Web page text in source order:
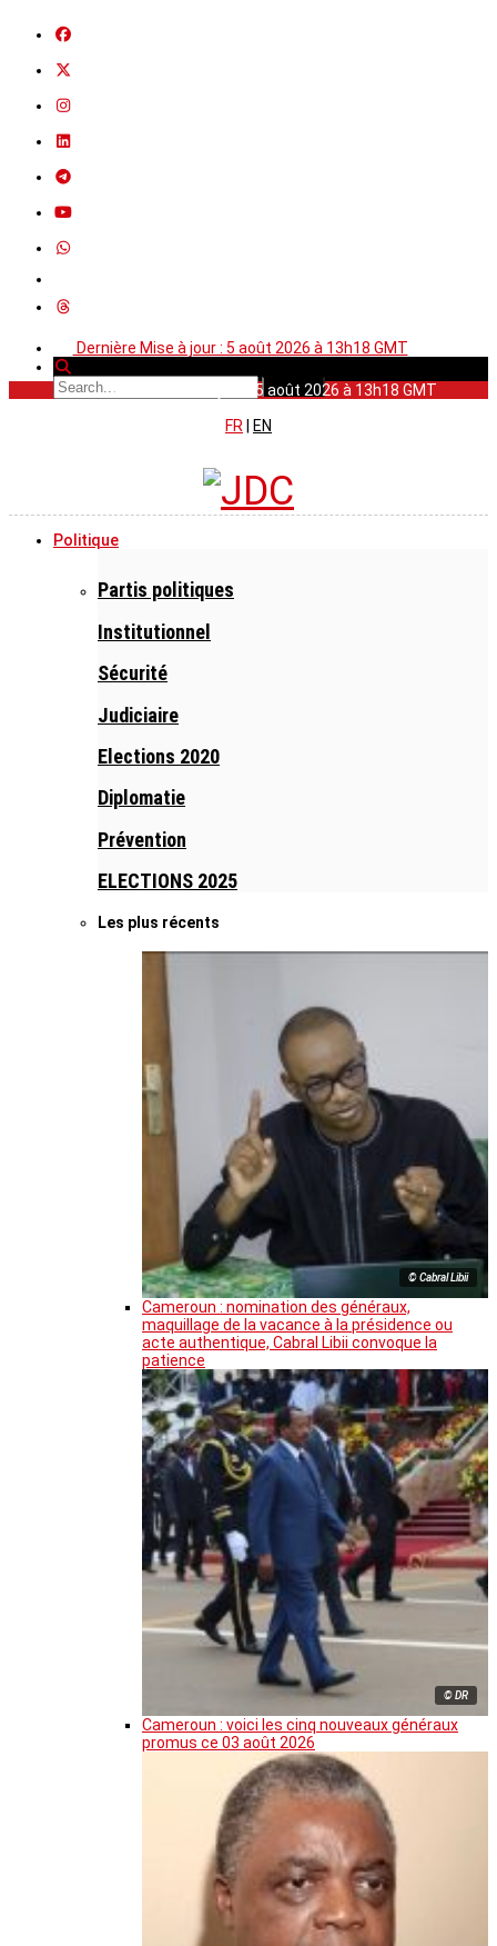
Dernière Mise à jour : 5 août 2026 à 13h18 GMT
Dernière Mise à jour : 5 août 2026 à 13h18 GMT
FR
EN
Politique
Partis politiques
Institutionnel
Sécurité
Judiciaire
Elections 2020
Diplomatie
Prévention
ELECTIONS 2025
Les plus récents
© Cabral Libii
Cameroun : nomination des généraux,
maquillage de la vacance à la présidence ou
acte authentique, Cabral Libii convoque la
patience
© DR
Cameroun : voici les cinq nouveaux généraux
promus ce 03 août 2026